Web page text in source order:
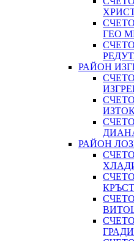
ГЕО
РАЙОН
РАЙОН